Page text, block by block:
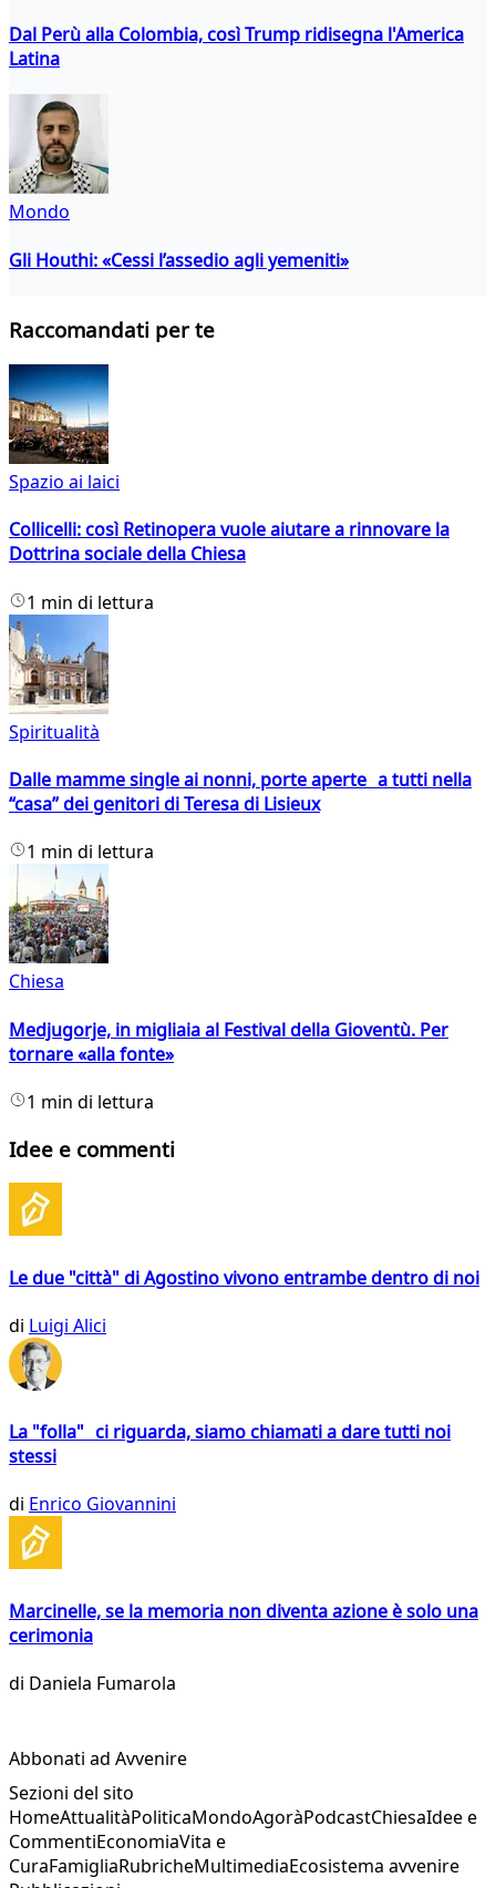
Dal Perù alla Colombia, così Trump ridisegna l'America
Latina
Mondo
Gli Houthi: «Cessi l’assedio agli yemeniti»
Raccomandati per te
Spazio ai laici
Collicelli: così Retinopera vuole aiutare a rinnovare la
Dottrina sociale della Chiesa
1 min di lettura
Spiritualità
Dalle mamme single ai nonni, porte aperte a tutti nella
“casa” dei genitori di Teresa di Lisieux
1 min di lettura
Chiesa
Medjugorje, in migliaia al Festival della Gioventù. Per
tornare «alla fonte»
1 min di lettura
Idee e commenti
Le due "città" di Agostino vivono entrambe dentro di noi
di Luigi Alici
La "folla" ci riguarda, siamo chiamati a dare tutti noi
stessi
di Enrico Giovannini
Marcinelle, se la memoria non diventa azione è solo una
cerimonia
di Daniela Fumarola
Abbonati ad Avvenire
Sezioni del sito
HomeAttualitàPoliticaMondoAgoràPodcastChiesaIdee e
CommentiEconomiaVita e
CuraFamigliaRubricheMultimediaEcosistema avvenire